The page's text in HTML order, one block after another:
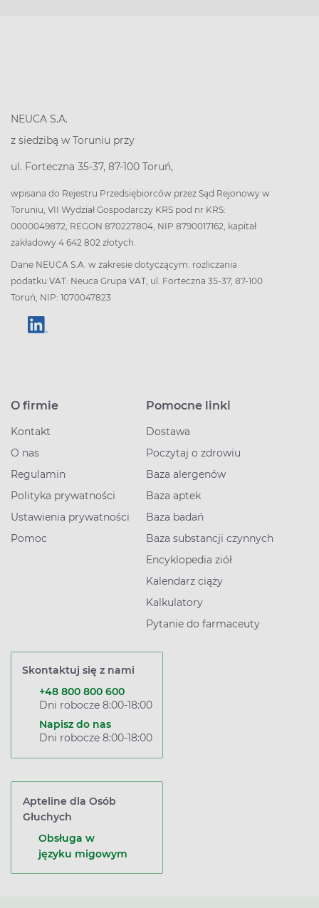
NEUCA S.A.
z siedzibą w Toruniu przy
ul. Forteczna 35-37, 87-100 Toruń,
wpisana do Rejestru Przedsiębiorców przez Sąd Rejonowy w
Toruniu, VII Wydział Gospodarczy KRS pod nr KRS:
0000049872, REGON 870227804, NIP 8790017162, kapitał
zakładowy 4 642 802 złotych.
Dane NEUCA S.A. w zakresie dotyczącym: rozliczania
podatku VAT: Neuca Grupa VAT, ul. Forteczna 35-37, 87-100
Toruń, NIP: 1070047823
O firmie
Kontakt
O nas
Regulamin
Polityka prywatności
Ustawienia prywatności
Pomoc
Pomocne linki
Dostawa
Poczytaj o zdrowiu
Baza alergenów
Baza aptek
Baza badań
Baza substancji czynnych
Encyklopedia ziół
Kalendarz ciąży
Kalkulatory
Pytanie do farmaceuty
Skontaktuj się z nami
+48 800 800 600
Dni robocze 8:00-18:00
Napisz do nas
Dni robocze 8:00-18:00
Apteline dla Osób
Głuchych
Obsługa w
języku migowym